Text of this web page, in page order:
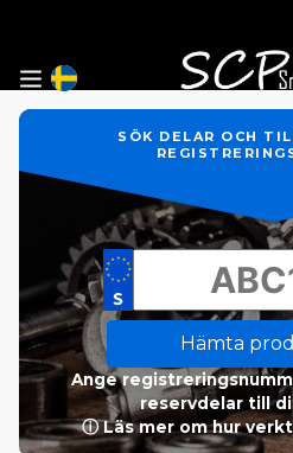
SÖK DELAR OCH
Hämta
Ange
reservdelar till
ⓘ Läs mer om hur